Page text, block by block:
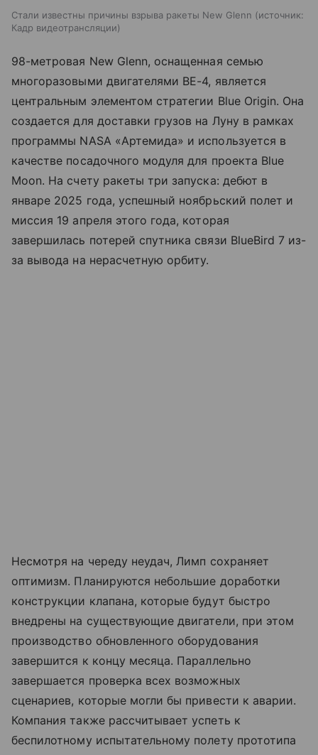
Стали известны причины взрыва ракеты New Glenn
источник:
Кадр видеотрансляции
98-метровая New Glenn, оснащенная семью
многоразовыми двигателями BE-4, является
центральным элементом стратегии Blue Origin. Она
создается для доставки грузов на Луну в рамках
программы NASA «Артемида» и используется в
качестве посадочного модуля для проекта Blue
Moon. На счету ракеты три запуска: дебют в
январе 2025 года, успешный ноябрьский полет и
миссия 19 апреля этого года, которая
завершилась потерей спутника связи BlueBird 7 из-
за вывода на нерасчетную орбиту.
Несмотря на череду неудач, Лимп сохраняет
оптимизм. Планируются небольшие доработки
конструкции клапана, которые будут быстро
внедрены на существующие двигатели, при этом
производство обновленного оборудования
завершится к концу месяца. Параллельно
завершается проверка всех возможных
сценариев, которые могли бы привести к аварии.
Компания также рассчитывает успеть к
беспилотному испытательному полету прототипа